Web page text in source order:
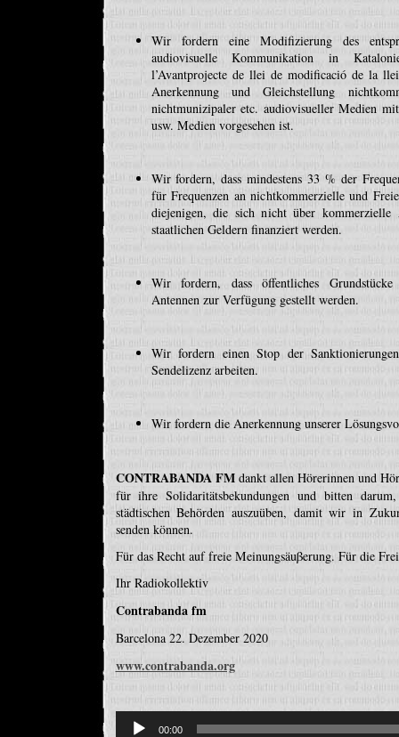
Wir fordern eine Modifizierung des
audiovisuelle Kommunikation in
l’Avantprojecte de llei de modificació de la
Anerkennung und Gleichstellung
nichtmunizipaler etc. audiovisueller Medien
usw. Medien vorgesehen ist.
Wir fordern, dass mindestens 33 % der
für Frequenzen an nichtkommerzielle und
diejenigen, die sich nicht über
staatlichen Geldern finanziert werden.
Wir fordern, dass öffentliches
Antennen zur Verfügung gestellt werden.
Wir fordern einen Stop der
Sendelizenz arbeiten.
Wir fordern die Anerkennung unserer
CONTRABANDA FMdankt allen Hörerinnen und
für ihre Solidaritätsbekundungen und bitten
städtischen Behörden auszuüben, damit wir in
senden können.
Für das Recht auf freie Meinungsäuβerung. Für die
Ihr Radiokollektiv
Contrabanda fm
Barcelona 22. Dezember 2020
www.contrabanda.org
00:00